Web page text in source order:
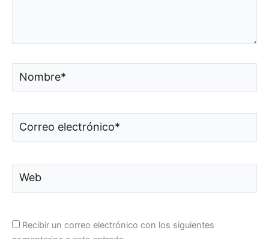
Correo
electrónico*
Recibir un correo electrónico con los siguientes